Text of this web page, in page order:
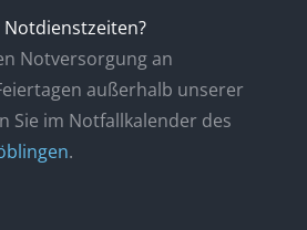
Notversorgung an
außerhalb unserer
Sie im Notfallkalender des
.